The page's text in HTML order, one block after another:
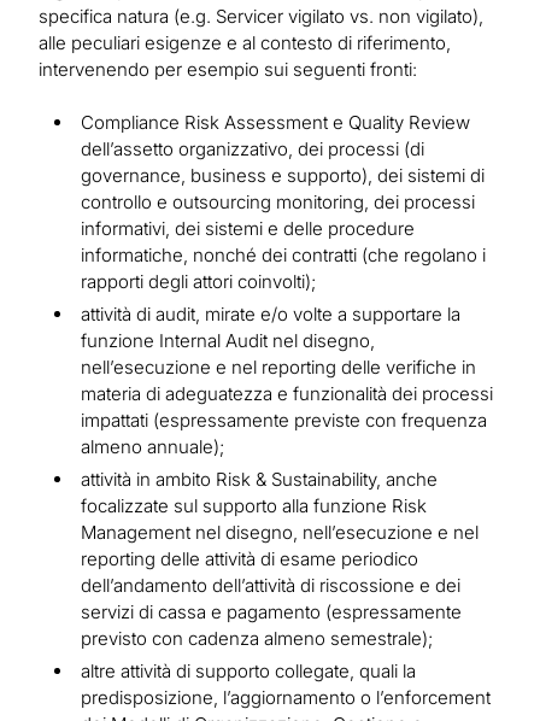
specifica natura (e.g. Servicer vigilato vs. non vigilato),
alle peculiari esigenze e al contesto di riferimento,
intervenendo per esempio sui seguenti fronti:
Compliance Risk Assessment e Quality Review
dell’assetto organizzativo, dei processi (di
governance, business e supporto), dei sistemi di
controllo e outsourcing monitoring, dei processi
informativi, dei sistemi e delle procedure
informatiche, nonché dei contratti (che regolano i
rapporti degli attori coinvolti);
attività di audit, mirate e/o volte a supportare la
funzione Internal Audit nel disegno,
nell’esecuzione e nel reporting delle verifiche in
materia di adeguatezza e funzionalità dei processi
impattati (espressamente previste con frequenza
almeno annuale);
attività in ambito Risk & Sustainability, anche
focalizzate sul supporto alla funzione Risk
Management nel disegno, nell’esecuzione e nel
reporting delle attività di esame periodico
dell’andamento dell’attività di riscossione e dei
servizi di cassa e pagamento (espressamente
previsto con cadenza almeno semestrale);
altre attività di supporto collegate, quali la
predisposizione, l’aggiornamento o l’enforcement